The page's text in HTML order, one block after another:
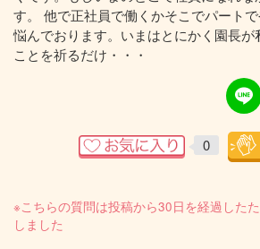
す。 他で正社員で働くかそこでパート
悩んでおります。いまはとにかく園長が
ことを祈るだけ・・・
0
※こちらの質問は投稿から30日を経過した
しました